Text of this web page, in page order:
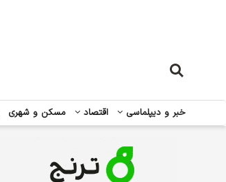
خبر و دیپلماسی اقتصاد مسکن و شهری